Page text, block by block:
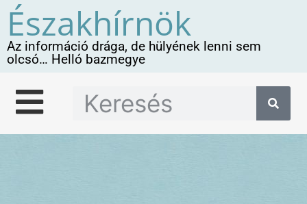
Északhírnök
Az információ drága, de hülyének lenni sem
olcsó… Helló bazmegye